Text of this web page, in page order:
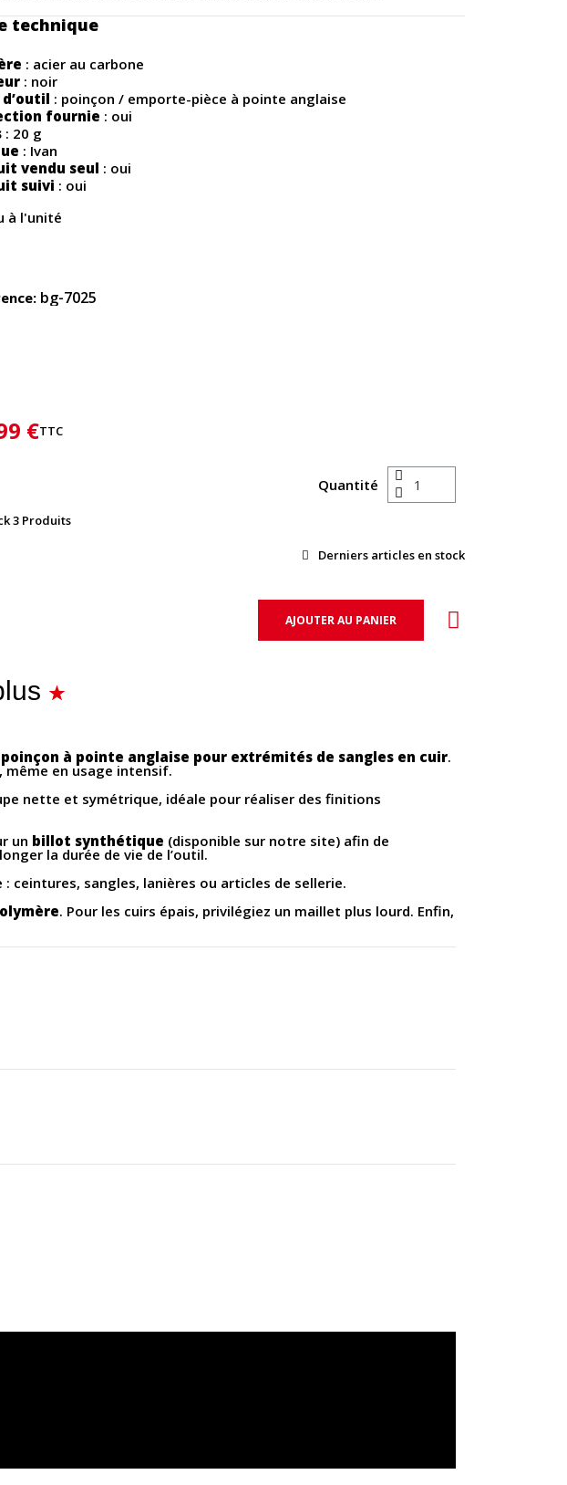
technique
: acier au carbone
: noir
: poinçon / emporte-pièce à pointe anglaise
fournie : oui
: 20 g
: Ivan
vendu seul : oui
suivi : oui
à l'unité
bg-7025
€TTC
Quantité
3 Produits
Derniers articles en stock
AJOUTER AU PANIER
poinçon à pointe anglaise pour extrémités de sangles en cuir.
en usage intensif.
nette et symétrique, idéale pour réaliser des finitions
un billot synthétique (disponible sur notre site) afin de
la durée de vie de l’outil.
ceintures, sangles, lanières ou articles de sellerie.
. Pour les cuirs épais, privilégiez un maillet plus lourd. Enfin,